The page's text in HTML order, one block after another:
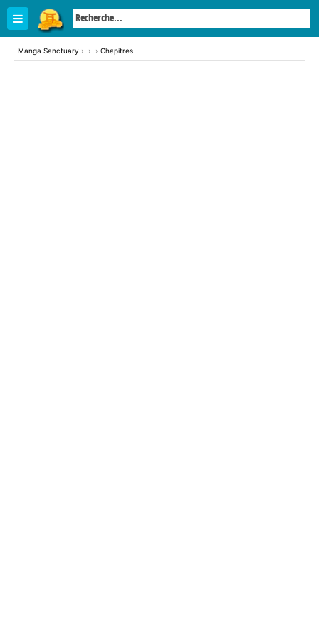
Manga Sanctuary › › › Chapitres